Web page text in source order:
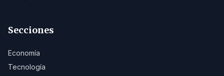
Secciones
Economía
Tecnología